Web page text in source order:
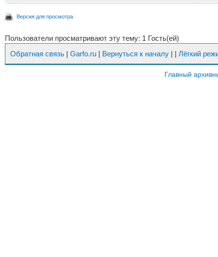
Версия для просмотра
Пользователи просматривают эту тему: 1 Гость(ей)
Обратная связь | Garfo.ru | Вернуться к началу | | Лёгкий
Главный